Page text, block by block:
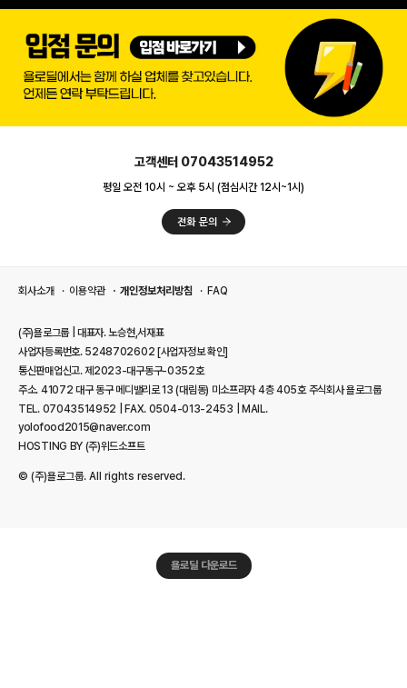
고객센터 07043514952
평일 오전 10시 ~ 오후 5시 (점심시간 12시~1시)
회사소개 이용약관 개인정보처리방침 FAQ
(주)욜로그룹 | 대표자. 노승현,서재표
사업자등록번호. 5248702602 [사업자정보 확인]
통신판매업신고. 제2023-대구동구-0352호
주소. 41072 대구 동구 메디밸리로 13 (대림동) 미소프라자 4층 405호 주식회사 욜로그룹
TEL. 07043514952 | FAX. 0504-013-2453 | MAIL.
yolofood2015@naver.com
HOSTING BY (주)위드소프트
© (주)욜로그룹. All rights reserved.
욜로딜 다운로드